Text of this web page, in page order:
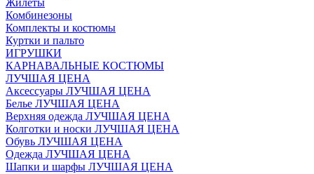
Жилеты
Комбинезоны
Комплекты и костюмы
Куртки и пальто
ИГРУШКИ
КАРНАВАЛЬНЫЕ КОСТЮМЫ
ЛУЧШАЯ ЦЕНА
Аксессуары ЛУЧШАЯ ЦЕНА
Белье ЛУЧШАЯ ЦЕНА
Верхняя одежда ЛУЧШАЯ ЦЕНА
Колготки и носки ЛУЧШАЯ ЦЕНА
Обувь ЛУЧШАЯ ЦЕНА
Одежда ЛУЧШАЯ ЦЕНА
Шапки и шарфы ЛУЧШАЯ ЦЕНА